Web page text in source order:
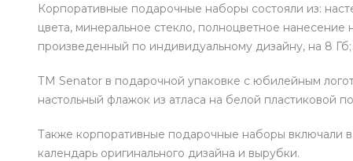
Корпоративные подарочные наборы состояли из:
цвета, минеральное стекло, полноцветное
произведенный по индивидуальному дизайну, на 8 Гб;
ТМ Senator в подарочной упаковке с юбилейным
настольный флажок из атласа на белой пластиковой
Также корпоративные подарочные наборы включали
календарь оригинального дизайна и вырубки.